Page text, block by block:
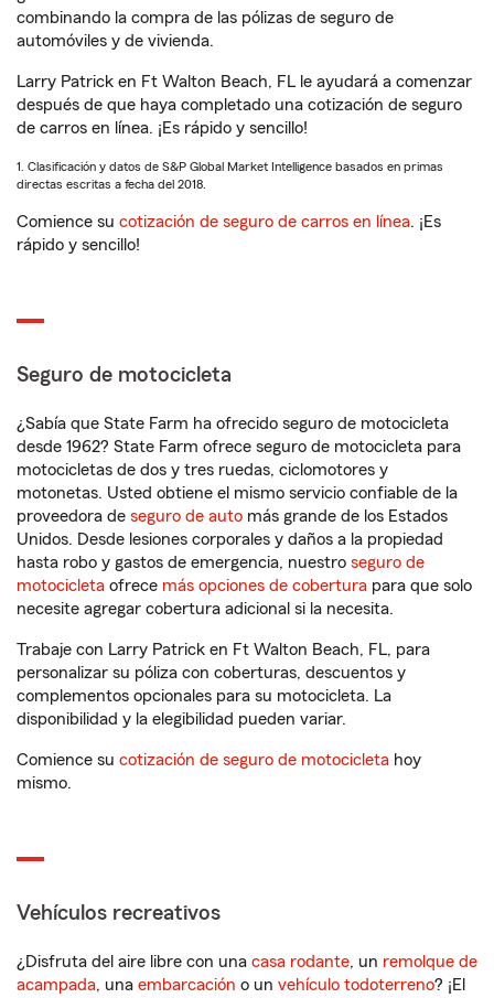
combinando la compra de las pólizas de seguro de
automóviles y de vivienda.
Larry Patrick en Ft Walton Beach, FL le ayudará a comenzar
después de que haya completado una cotización de seguro
de carros en línea. ¡Es rápido y sencillo!
1. Clasificación y datos de S&P Global Market Intelligence basados en primas
directas escritas a fecha del 2018.
Comience su cotización de seguro de carros en línea. ¡Es
rápido y sencillo!
Seguro de motocicleta
¿Sabía que State Farm ha ofrecido seguro de motocicleta
desde 1962? State Farm ofrece seguro de motocicleta para
motocicletas de dos y tres ruedas, ciclomotores y
motonetas. Usted obtiene el mismo servicio confiable de la
proveedora de seguro de auto más grande de los Estados
Unidos. Desde lesiones corporales y daños a la propiedad
hasta robo y gastos de emergencia, nuestro seguro de
motocicleta ofrece más opciones de cobertura para que solo
necesite agregar cobertura adicional si la necesita.
Trabaje con Larry Patrick en Ft Walton Beach, FL, para
personalizar su póliza con coberturas, descuentos y
complementos opcionales para su motocicleta. La
disponibilidad y la elegibilidad pueden variar.
Comience su cotización de seguro de motocicleta hoy
mismo.
Vehículos recreativos
¿Disfruta del aire libre con una casa rodante, un remolque de
acampada, una embarcación o un vehículo todoterreno? ¡El